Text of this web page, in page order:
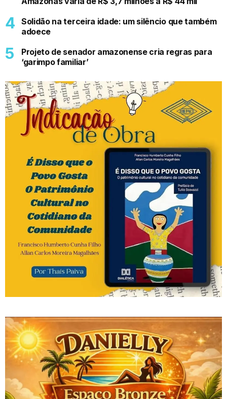
Solidão na terceira idade: um silêncio que também
adoece
Projeto de senador amazonense cria regras para
‘garimpo familiar’